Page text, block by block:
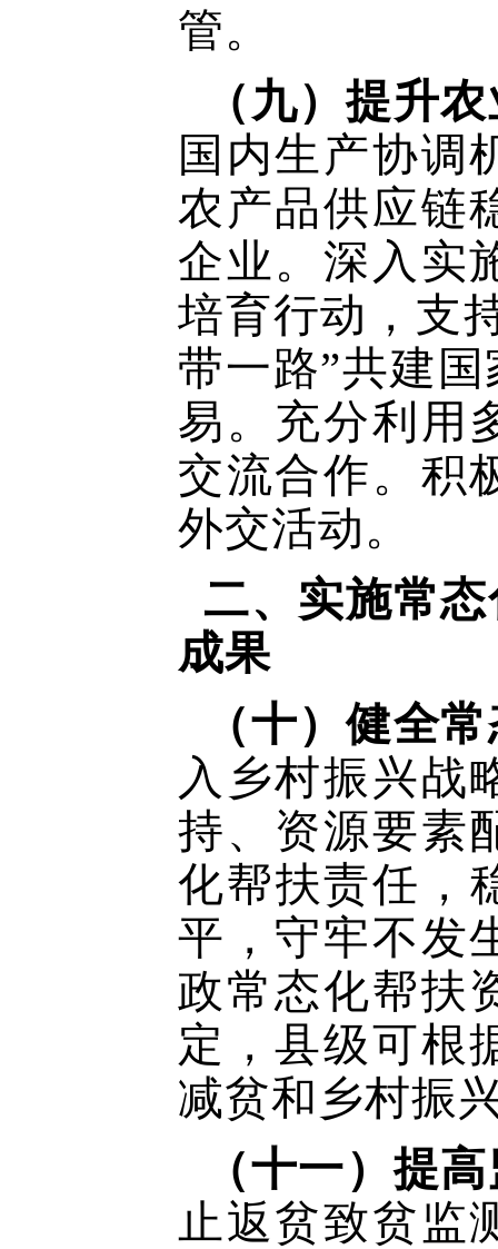
管。
（九）提升
国内生产协调
农产品供应链
企业。深入实
培育行动，支
带一路”共建
易。充分利用
交流合作。积
外交活动。
二、实施常
成果
（十）健全
入乡村振兴战
持、资源要素
化帮扶责任，
平，守牢不发
政常态化帮扶
定，县级可根
减贫和乡村振
（十一）提
止返贫致贫监